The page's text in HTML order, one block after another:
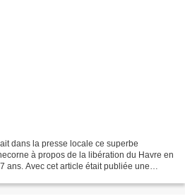
dans la presse locale ce superbe
à propos de la libération du Havre en
ans. Avec cet article était publiée une